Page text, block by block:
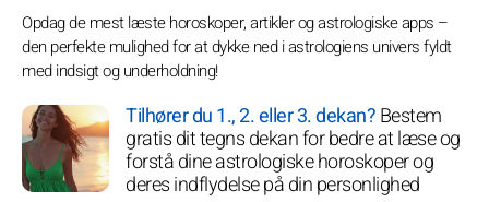
Opdag de mest læste horoskoper, artikler og astrologiske apps –
den perfekte mulighed for at dykke ned i astrologiens univers fyldt
med indsigt og underholdning!
Tilhører du 1., 2. eller 3. dekan?Bestem
gratis dit tegns dekan for bedre at læse og
forstå dine astrologiske horoskoper og
deres indflydelse på din personlighed